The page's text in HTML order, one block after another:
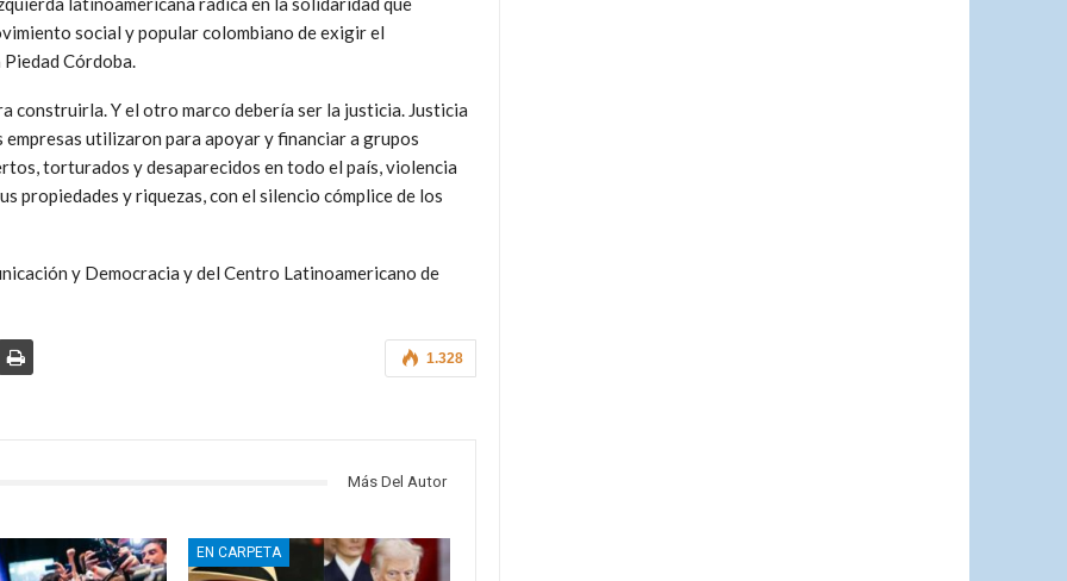
social y popular colombiano de exigir el
Piedad Córdoba.
construirla. Y el otro marco debería ser la justicia. Justicia
empresas utilizaron para apoyar y financiar a grupos
torturados y desaparecidos en todo el país, violencia
propiedades y riquezas, con el silencio cómplice de los
y Democracia y del Centro Latinoamericano de
1.328
Más Del Autor
EN CARPETA